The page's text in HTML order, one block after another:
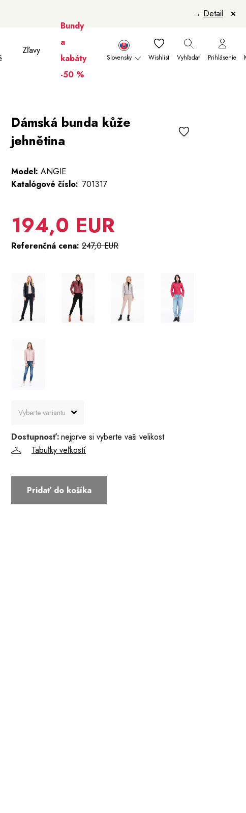
→ Detail
Zľavy
Bundy
a
kabáty
-50 %
Slovensky Wishlist Vyhľadať Prihlásenie
Dámská bunda kůže
jehnětina
Model: ANGIE
Katalógové číslo: 701317
194,0 EUR
Referenčná cena: 247,0 EUR
Dostupnosť:nejprve si vyberte vaši velikost
Tabuľky veľkostí
Pridať do košíka